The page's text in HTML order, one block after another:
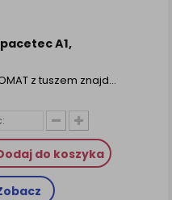
A1,
z tuszem znajd...
do koszyka
jest Państwa
podczas
(rozwiń)